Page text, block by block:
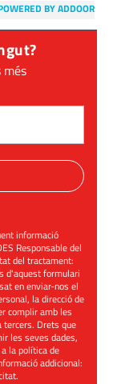
BY ADDOOR
informació
Responsable del
del tractament:
d'aquest formulari
en enviar-nos el
la direcció de
complir amb les
tercers. Drets que
les seves dades,
la política de
addicional:
.